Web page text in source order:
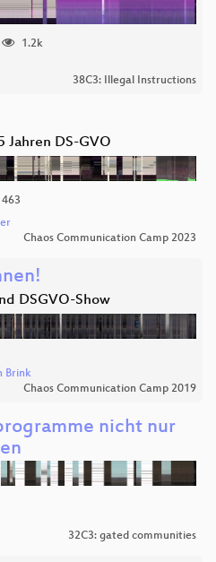
1.2k
38C3: Illegal Instructions
Jahren DS-GVO
463
Chaos Communication Camp 2023
DSGVO-Show
Brink
Chaos Communication Camp 2019
nicht nur
32C3: gated communities